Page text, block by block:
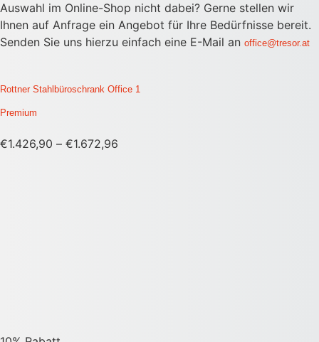
Auswahl im Online-Shop nicht dabei? Gerne stellen wir
Ihnen auf Anfrage ein Angebot für Ihre Bedürfnisse bereit.
Senden Sie uns hierzu einfach eine E-Mail an office@tresor.at
Rottner Stahlbüroschrank Office 1
Premium
€1.426,90 – €1.672,96